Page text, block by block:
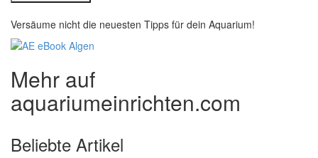
Versäume nicht die neuesten Tipps für dein Aquarium!
Mehr auf
aquariumeinrichten.com
Beliebte Artikel